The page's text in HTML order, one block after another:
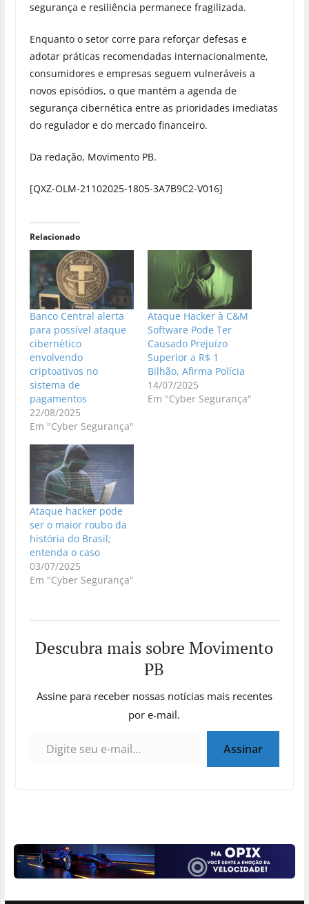
segurança e resiliência permanece fragilizada.
Enquanto o setor corre para reforçar defesas e
adotar práticas recomendadas internacionalmente,
consumidores e empresas seguem vulneráveis a
novos episódios, o que mantém a agenda de
segurança cibernética entre as prioridades imediatas
do regulador e do mercado financeiro.
Da redação, Movimento PB.
[QXZ-OLM-21102025-1805-3A7B9C2-V016]
Relacionado
Banco Central alerta
para possível ataque
cibernético
envolvendo
criptoativos no
sistema de
pagamentos
22/08/2025
Em "Cyber Segurança"
Ataque Hacker à C&M
Software Pode Ter
Causado Prejuízo
Superior a R$ 1
Bilhão, Afirma Polícia
14/07/2025
Em "Cyber Segurança"
Ataque hacker pode
ser o maior roubo da
história do Brasil;
entenda o caso
03/07/2025
Em "Cyber Segurança"
Descubra mais sobre Movimento
PB
Assine para receber nossas notícias mais recentes
por e-mail.
Assinar